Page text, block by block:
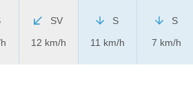
SV
12 km/h
S
11 km/h
S
7 km/h